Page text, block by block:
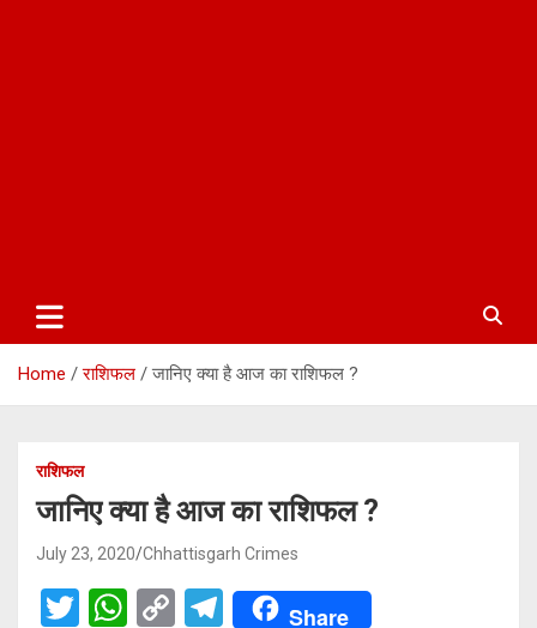
Home राशिफल जानिए क्या है आज का राशिफल ?
राशिफल
जानिए क्या है आज का राशिफल ?
July 23, 2020 Chhattisgarh Crimes
T
W C
T
Share